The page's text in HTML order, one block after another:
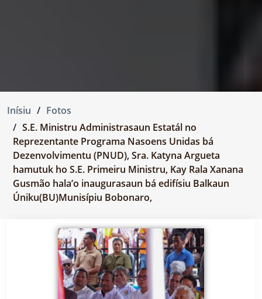
Inísiu
Fotos
S.E. Ministru Administrasaun Estatál no
Reprezentante Programa Nasoens Unidas bá
Dezenvolvimentu (PNUD), Sra. Katyna Argueta
hamutuk ho S.E. Primeiru Ministru, Kay Rala Xanana
Gusmão hala’o inaugurasaun bá edifísiu Balkaun
Úniku(BU)Munisípiu Bobonaro,